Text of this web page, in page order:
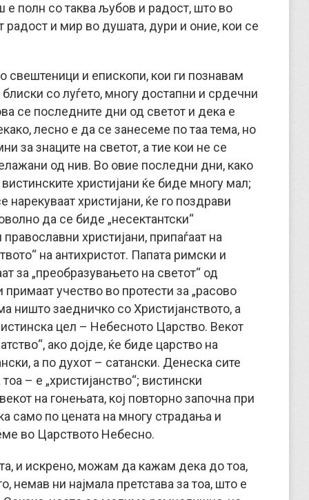
е полн со таква љубов и радост, што во
радост и мир во душата, дури и оние, кои се
и епископи, кои ги познавам
со луѓето, многу достапни и срдечни
се последните дни од светот и дека е
лесно е да се занесеме по таа тема, но
за знаците на светот, а тие кои не се
од нив. Во овие последни дни, како
христијани ќе биде многу мал;
христијани, ќе го поздрави
да се биде „несектантски“
христијани, припаѓаат на
на антихристот. Папата римски и
за „преобразувањето на светот“ од
учество во протести за „расово
ништо заедничко со Христијанството, а
цел – Небесното Царство. Векот
ако дојде, ќе биде царство на
а по духот – сатански. Денеска сите
– е „христијанство“; вистински
на гонењата, кој повторно започна при
само по цената на многу страдања и
во Царството Небесно.
и искрено, можам да кажам дека до тоа,
немав ни најмала претстава за тоа, што е